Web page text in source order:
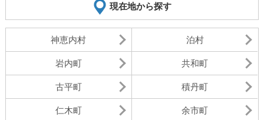
現在地から探す
神恵内村 泊村
岩内町 共和町
古平町 積丹町
仁木町 余市町